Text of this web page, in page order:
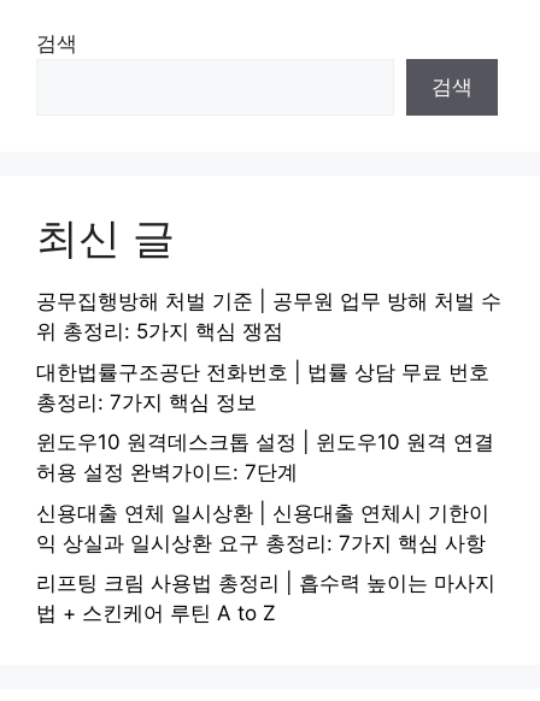
검색
검색
최신 글
공무집행방해 처벌 기준 | 공무원 업무 방해 처벌 수
위 총정리: 5가지 핵심 쟁점
대한법률구조공단 전화번호 | 법률 상담 무료 번호
총정리: 7가지 핵심 정보
윈도우10 원격데스크톱 설정 | 윈도우10 원격 연결
허용 설정 완벽가이드: 7단계
신용대출 연체 일시상환 | 신용대출 연체시 기한이
익 상실과 일시상환 요구 총정리: 7가지 핵심 사항
리프팅 크림 사용법 총정리 | 흡수력 높이는 마사지
법 + 스킨케어 루틴 A to Z